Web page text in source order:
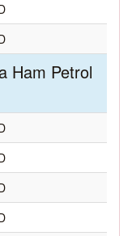
Ham Petrol